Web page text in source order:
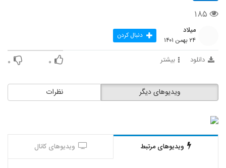
۱۸۵
میلاد
۲۴ بهمن ۱۴۰۱ دنبال کردن
دانلود بیشتر ۰ ۰
نظرات ویدیوهای دیگر
ویدیوهای مرتبط ویدیوهای کانال